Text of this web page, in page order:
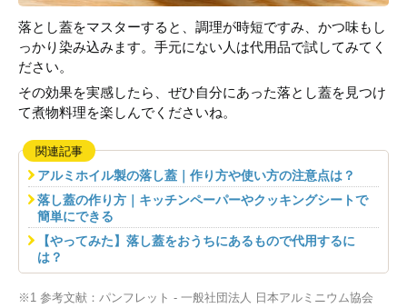
落とし蓋をマスターすると、調理が時短ですみ、かつ味もし
っかり染み込みます。手元にない人は代用品で試してみてく
ださい。
その効果を実感したら、ぜひ自分にあった落とし蓋を見つけ
て煮物料理を楽しんでくださいね。
関連記事
アルミホイル製の落し蓋｜作り方や使い方の注意点は？
落し蓋の作り方｜キッチンペーパーやクッキングシートで
簡単にできる
【やってみた】落し蓋をおうちにあるもので代用するに
は？
※1 参考文献：パンフレット - 一般社団法人 日本アルミニウム協会